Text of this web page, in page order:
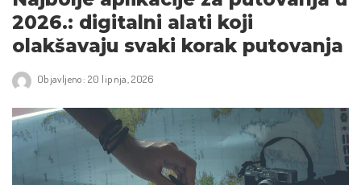
2026.: digitalni alati koji
olakšavaju svaki korak putovanja
Objavljeno: 20 lipnja, 2026